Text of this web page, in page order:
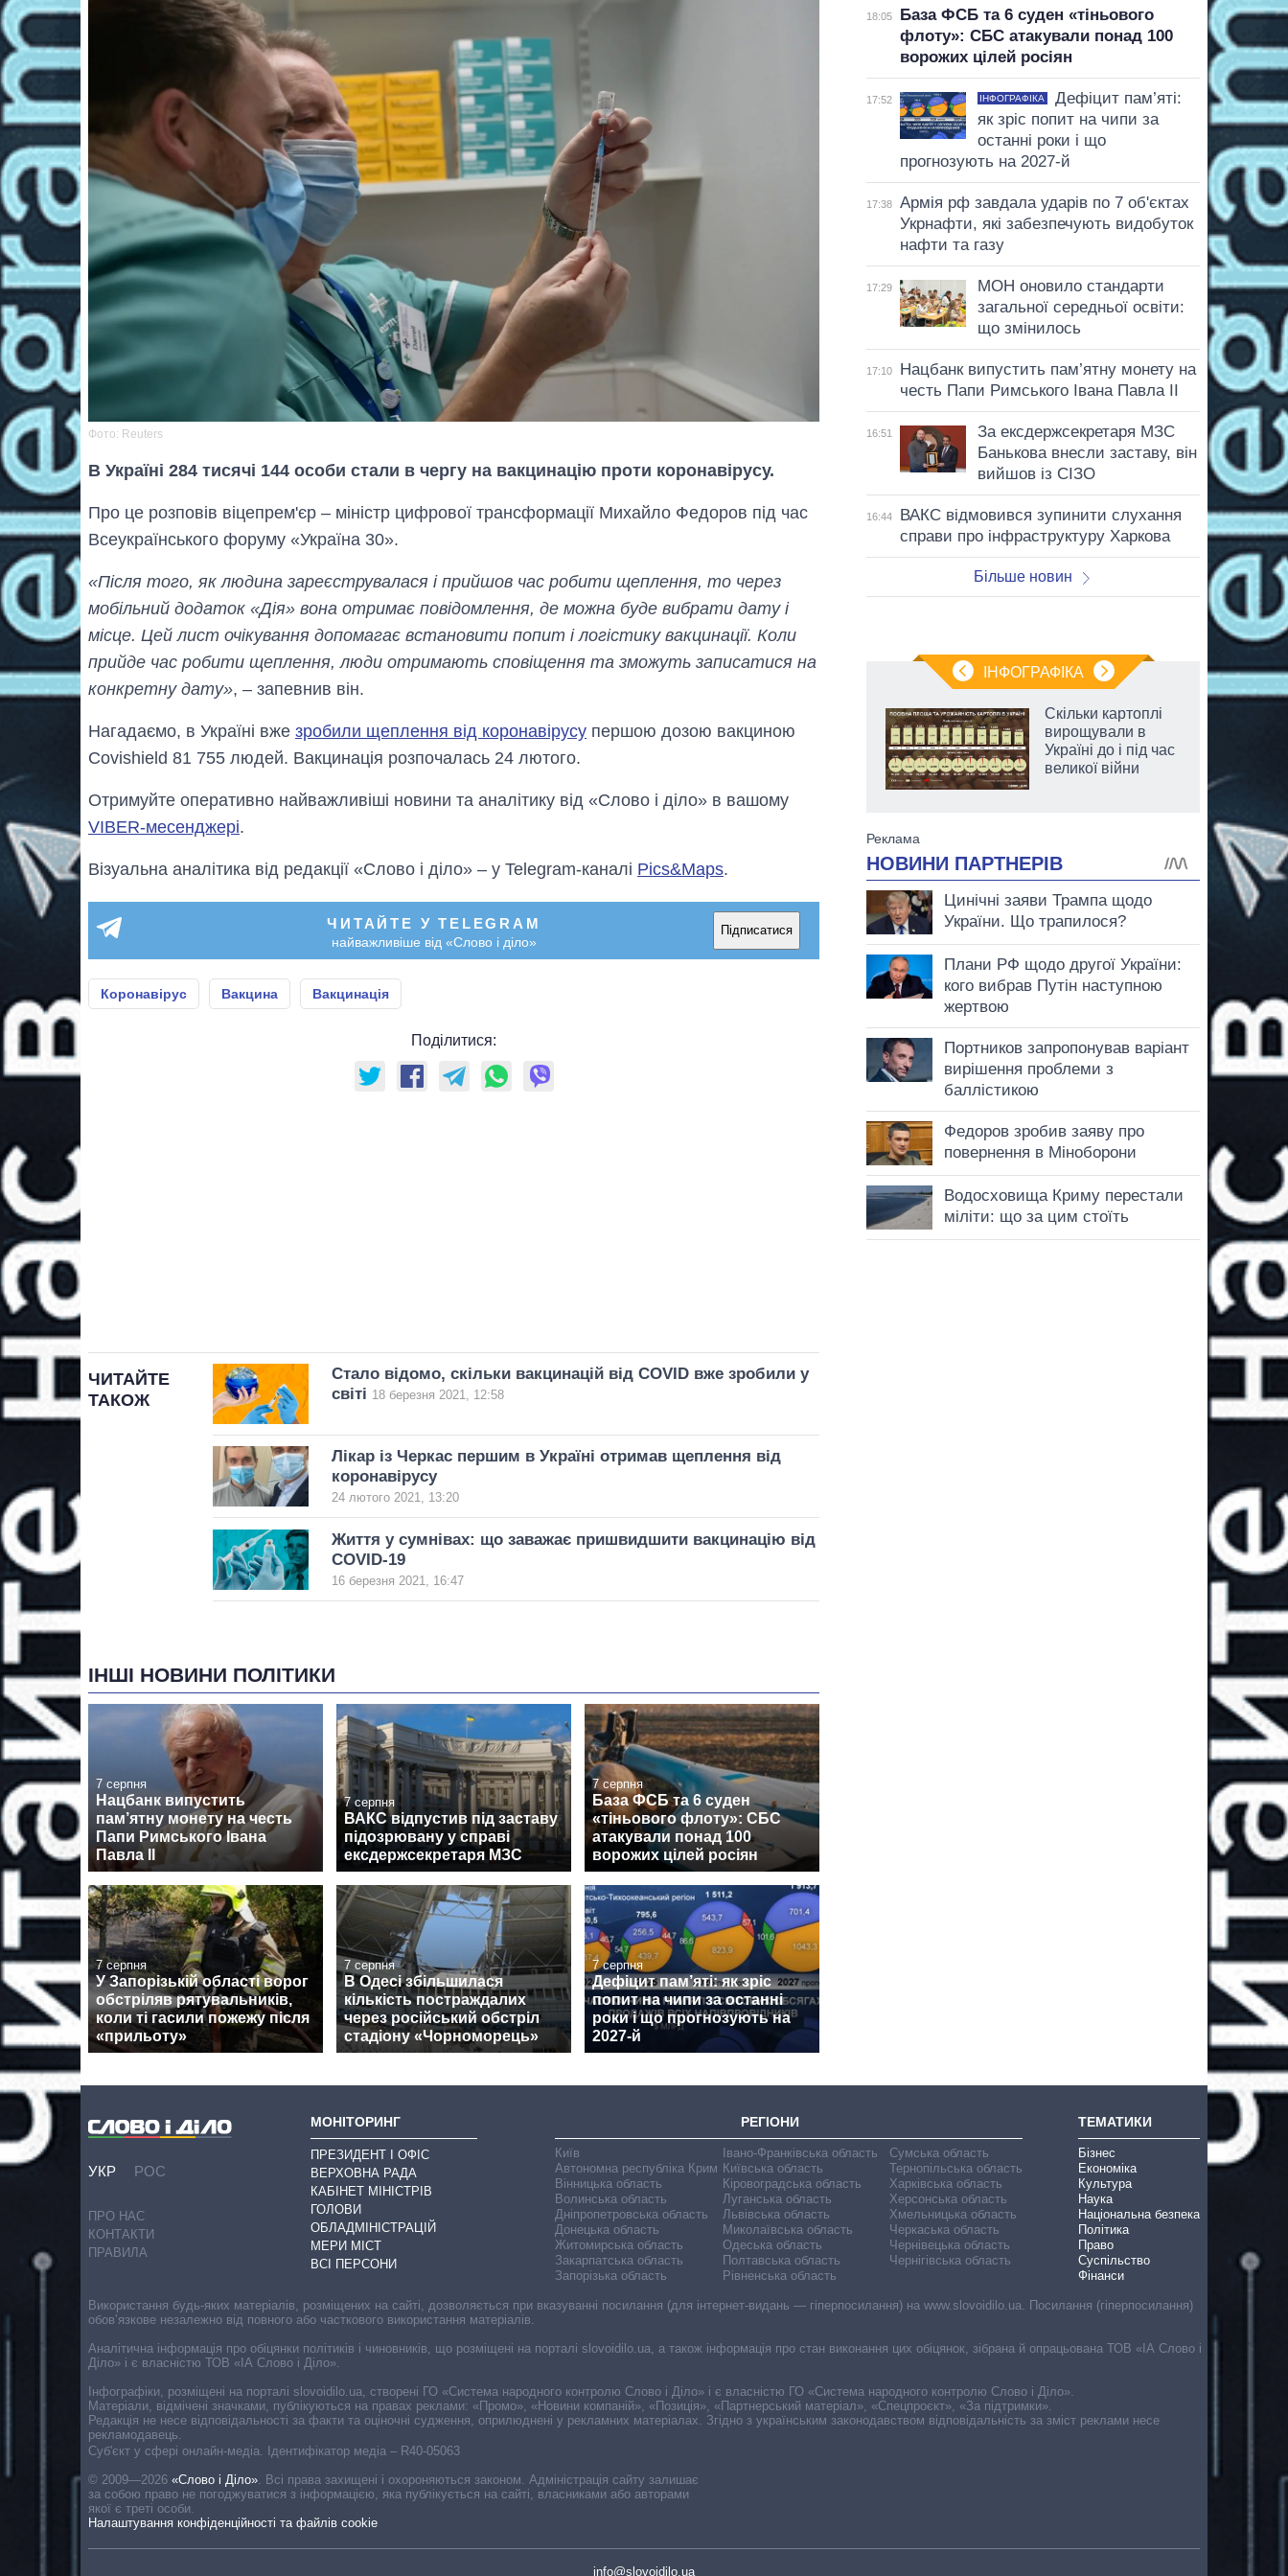
Фото: Reuters
В Україні 284 тисячі 144 особи стали в чергу на вакцинацію проти коронавірусу.
Про це розповів віцепрем'єр – міністр цифрової трансформації Михайло Федоров під час
Всеукраїнського форуму «Україна 30».
«Після того, як людина зареєструвалася і прийшов час робити щеплення, то через
мобільний додаток «Дія» вона отримає повідомлення, де можна буде вибрати дату і
місце. Цей лист очікування допомагає встановити попит і логістику вакцинації. Коли
прийде час робити щеплення, люди отримають сповіщення та зможуть записатися на
конкретну дату», – запевнив він.
Нагадаємо, в Україні вже зробили щеплення від коронавірусу першою дозою вакциною
Covishield 81 755 людей. Вакцинація розпочалась 24 лютого.
Отримуйте оперативно найважливіші новини та аналітику від «Слово і діло» в вашому
VIBER-месенджері.
Візуальна аналітика від редакції «Слово і діло» – у Telegram-каналі Pics&Maps.
ЧИТАЙТЕ У TELEGRAM
найважливіше від «Слово і діло»
Підписатися
Коронавірус Вакцина Вакцинація
Поділитися:
ЧИТАЙТЕ
ТАКОЖ
Стало відомо, скільки вакцинацій від COVID вже зробили у
світі 18 березня 2021, 12:58
Лікар із Черкас першим в Україні отримав щеплення від
коронавірусу
24 лютого 2021, 13:20
Життя у сумнівах: що заважає пришвидшити вакцинацію від
COVID-19
16 березня 2021, 16:47
ІНШІ НОВИНИ ПОЛІТИКИ
7 серпня
Нацбанк випустить
пам’ятну монету на честь
Папи Римського Івана
Павла II
7 серпня
ВАКС відпустив під заставу
підозрювану у справі
ексдержсекретаря МЗС
7 серпня
База ФСБ та 6 суден
«тіньового флоту»: СБС
атакували понад 100
ворожих цілей росіян
7 серпня
У Запорізькій області ворог
обстріляв рятувальників,
коли ті гасили пожежу після
«прильоту»
7 серпня
В Одесі збільшилася
кількість постраждалих
через російський обстріл
стадіону «Чорноморець»
7 серпня
Дефіцит пам’яті: як зріс
попит на чипи за останні
роки і що прогнозують на
2027-й
18:05
База ФСБ та 6 суден «тіньового
флоту»: СБС атакували понад 100
ворожих цілей росіян
17:52 ІНФОГРАФІКА
Дефіцит пам’яті:
як зріс попит на чипи за
останні роки і що
прогнозують на 2027-й
17:38
Армія рф завдала ударів по 7 об'єктах
Укрнафти, які забезпечують видобуток
нафти та газу
17:29
МОН оновило стандарти
загальної середньої освіти:
що змінилось
17:10
Нацбанк випустить пам’ятну монету на
честь Папи Римського Івана Павла II
16:51
За ексдержсекретаря МЗС
Банькова внесли заставу, він
вийшов із СІЗО
16:44
ВАКС відмовився зупинити слухання
справи про інфраструктуру Харкова
Більше новин
ІНФОГРАФІКА
змінилася кількість
аспірантуру
Скільки картоплі
вирощували в
Україні до і під час
великої війни
УКР РОС
ПРО НАС
КОНТАКТИ
ПРАВИЛА
МОНІТОРИНГ
ПРЕЗИДЕНТ І ОФІС
ВЕРХОВНА РАДА
КАБІНЕТ МІНІСТРІВ
ГОЛОВИ
ОБЛАДМІНІСТРАЦІЙ
МЕРИ МІСТ
ВСІ ПЕРСОНИ
РЕГІОНИ
Київ
Автономна республіка Крим
Вінницька область
Волинська область
Дніпропетровська область
Донецька область
Житомирська область
Закарпатська область
Запорізька область
Івано-Франківська область
Київська область
Кіровоградська область
Луганська область
Львівська область
Миколаївська область
Одеська область
Полтавська область
Рівненська область
Сумська область
Тернопільська область
Харківська область
Херсонська область
Хмельницька область
Черкаська область
Чернівецька область
Чернігівська область
ТЕМАТИКИ
Бізнес
Економіка
Культура
Наука
Національна безпека
Політика
Право
Суспільство
Фінанси
Cуб'єкт у сфері онлайн-медіа. Ідентифікатор медіа – R40-05063
© 2009—2026 «Слово і Діло». Всі права захищені і охороняються законом. Адміністрація сайту залишає
за собою право не погоджуватися з інформацією, яка публікується на сайті, власниками або авторами
якої є треті особи.
Налаштування конфіденційності та файлів cookie
info@slovoidilo.ua
Використання будь-яких матеріалів, розміщених на сайті, дозволяється при вказуванні посилання (для інтернет-видань — гіперпосилання) на www.slovoidilo.ua. Посилання (гіперпосилання)
обов’язкове незалежно від повного або часткового використання матеріалів.
Аналітична інформація про обіцянки політиків і чиновників, що розміщені на порталі slovoidilo.ua, а також інформація про стан виконання цих обіцянок, зібрана й опрацьована ТОВ «ІА Слово і
Діло» і є власністю ТОВ «ІА Слово і Діло».
Інфографіки, розміщені на порталі slovoidilo.ua, створені ГО «Система народного контролю Слово і Діло» і є власністю ГО «Система народного контролю Слово і Діло».
Матеріали, відмічені значками, публікуються на правах реклами: «Промо», «Новини компаній», «Позиція», «Партнерський матеріал», «Спецпроєкт», «За підтримки».
Редакція не несе відповідальності за факти та оціночні судження, оприлюднені у рекламних матеріалах. Згідно з українським законодавством відповідальність за зміст реклами несе
рекламодавець.